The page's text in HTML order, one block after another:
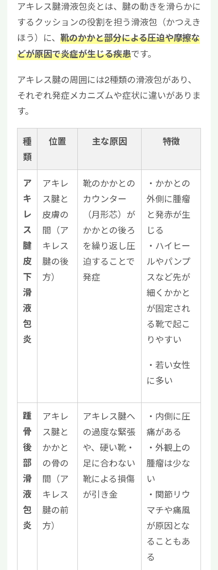
アキレス腱滑液包炎とは、腱の動きを滑らかに
するクッションの役割を担う滑液包（かつえき
ほう）に、 靴のかかと部分による圧迫や摩擦な
どが原因で炎症が生じる疾患です。
アキレス腱の周囲には2種類の滑液包があり、
それぞれ発症メカニズムや症状に違いがありま
す。
種
類
位置 主な原因 特徴
ア
キ
レ
ス
腱
皮
下
滑
液
包
炎
アキレ
ス腱と
皮膚の
間（ア
キレス
腱の後
方）
靴のかかとの
カウンター
（月形芯）が
かかとの後ろ
を繰り返し圧
迫することで
発症
・かかとの
外側に腫瘤
と発赤が生
じる
・ハイヒー
ルやパンプ
スなど先が
細くかかと
が固定され
る靴で起こ
りやすい
・若い女性
に多い
踵
骨
後
部
滑
液
包
炎
アキレ
ス腱と
かかと
の骨の
間（ア
キレス
腱の前
方）
アキレス腱へ
の過度な緊張
や、硬い靴・
足に合わない
靴による損傷
が引き金
・内側に圧
痛がある
・外観上の
腫瘤は少な
い
・関節リウ
マチや痛風
が原因とな
ることもあ
る